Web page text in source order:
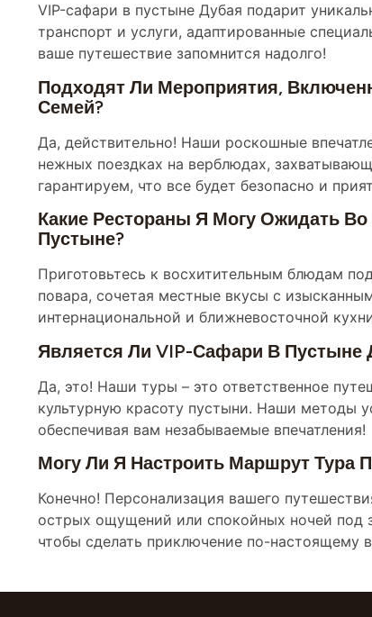
VIP-сафари в пустыне Дубая подарит
транспорт и услуги, адаптированные
ваше путешествие запомнится надолго!
Подходят Ли Мероприятия,
Семей?
Да, действительно! Наши роскошные
нежных поездках на верблюдах,
гарантируем, что все будет безопасно и
Какие Рестораны Я Могу Ожидать
Пустыне?
Приготовьтесь к восхитительным блюдам
повара, сочетая местные вкусы с
интернациональной и ближневосточной
Является Ли VIP-Сафари В Пустыне
Да, это! Наши туры – это ответственное
культурную красоту пустыни. Наши методы
обеспечивая вам незабываемые впечатления!
Могу Ли Я Настроить Маршрут Тура
Конечно! Персонализация вашего
острых ощущений или спокойных ночей под
чтобы сделать приключение по-настоящему